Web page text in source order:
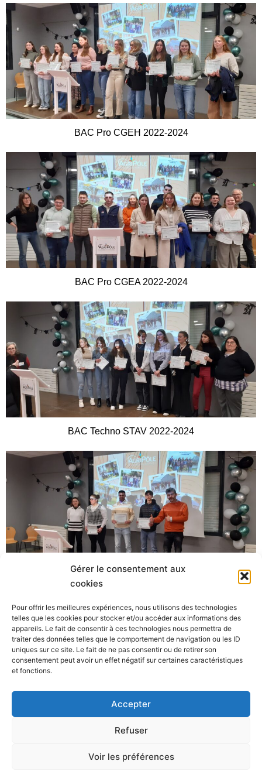
Gérer le consentement aux
cookies
Pour offrir les meilleures expériences, nous utilisons des technologies
telles que les cookies pour stocker et/ou accéder aux informations des
appareils. Le fait de consentir à ces technologies nous permettra de
traiter des données telles que le comportement de navigation ou les ID
uniques sur ce site. Le fait de ne pas consentir ou de retirer son
consentement peut avoir un effet négatif sur certaines caractéristiques
et fonctions.
Accepter
Refuser
Voir les préférences
BAC Pro CGEH 2022-2024
BAC Pro CGEA 2022-2024
BAC Techno STAV 2022-2024
BTSA ACSE 2022-2024
La lettre d’info
Agri’Pôle
400 route de Fougères- 50600 Les Loges-Marchis